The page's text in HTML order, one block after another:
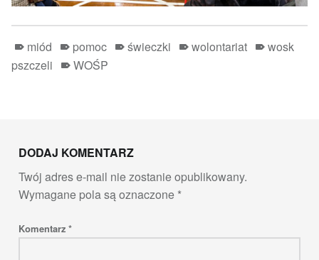
miód pomoc świeczki wolontariat
wosk
pszczeli
WOŚP
DODAJ KOMENTARZ
Twój adres e-mail nie zostanie opublikowany.
Wymagane pola są oznaczone *
Komentarz *